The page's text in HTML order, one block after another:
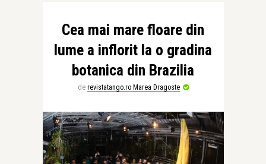
Cea mai mare floare din
lume a inflorit la o gradina
botanica din Brazilia
de revistatango.ro Marea Dragoste